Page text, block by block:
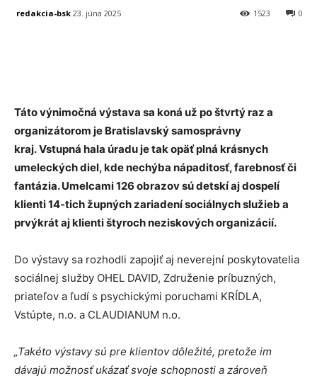
redakcia-bsk 23. júna 2025 0
1523
Táto výnimočná výstava sa koná už po štvrtý raz a
organizátorom je Bratislavský samosprávny
kraj. Vstupná hala úradu je tak opäť plná krásnych
umeleckých diel, kde nechýba nápaditosť, farebnosť či
fantázia. Umelcami 126 obrazov sú detskí aj dospelí
klienti 14-tich župných zariadení sociálnych služieb a
prvýkrát aj klienti štyroch neziskových organizácií.
Do výstavy sa rozhodli zapojiť aj neverejní poskytovatelia
sociálnej služby OHEL DAVID, Združenie príbuzných,
priateľov a ľudí s psychickými poruchami KRÍDLA,
Vstúpte, n.o. a CLAUDIANUM n.o.
„Takéto výstavy sú pre klientov dôležité, pretože im
dávajú možnosť ukázať svoje schopnosti a zároveň